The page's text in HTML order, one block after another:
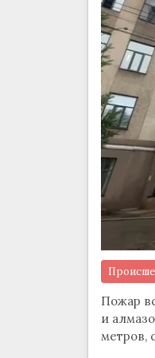
Пожар
и
метров,